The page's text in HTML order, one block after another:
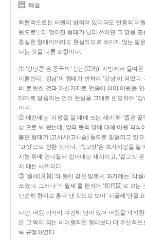
해설
학문적으로는 어원이 밝혀져 있더라도 언중의 어
원으로부터 멀어진 형태가 널리 쓰이면 그 말을 표
충실한 형태이더라도 현실적으로 쓰이지 않는 말
다는 것을 다룬 조항이다.
① ‘강낭콩’은 중국의 ‘강남(江南)’ 지방에서 들여
이름인데, ‘강남’의 형태가 변하여 ‘강낭’이 되었다.
비’로 변한 것과 마찬가지로 언중이 이미 어원을
태대로 발음하는 언어 현실을 그대로 반영하여 ‘강
이다.
② 예전에는 ‘지붕을 일 때에 쓰는 새끼’와 ‘좁은 골
샅’으로 써 왔는데, 앞의 뜻의 말에 대해 어원 의식
붙은 형태가 [고사시/고사슬] 등으로 발음되고 있
‘고삿’으로 정한 것이다. ‘속고삿’은 초가지붕을 일
지붕 위에 건너질러 잡아매는 새끼이고, ‘겉고삿’
쳐 매는 새끼이다.
③ ‘월세(月貰)’와 뜻이 같은 말로서 과거에는 ‘삭월
쓰였다. 그러나 ‘삭월세’를 한자어 ‘朔月貰’로 보는
단순히 한자로 흉내 낸 것으로 보아 ‘사글세’만을
다만, 어원 의식이 여전히 남아 있어 어원을 의식
은 그 짝이 되는 비어원적인 형태보다 더 우선적으
록 규정하였다.